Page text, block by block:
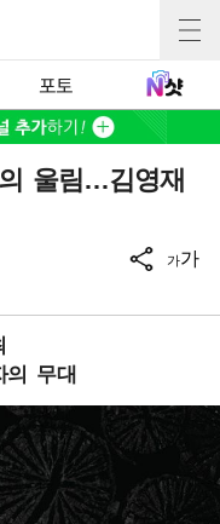
포토
울림…김영재
가가
의 무대